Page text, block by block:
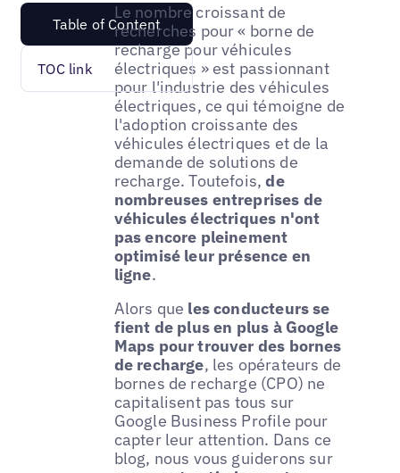
Table of Content
TOC link
Le nombre croissant de
recherches pour « borne de
recharge pour véhicules
électriques » est passionnant
pour l'industrie des véhicules
électriques, ce qui témoigne de
l'adoption croissante des
véhicules électriques et de la
demande de solutions de
recharge. Toutefois,de
nombreuses entreprises de
véhicules électriques n'ont
pas encore pleinement
optimisé leur présence en
ligne.
Alors que les conducteurs se
fient de plus en plus à Google
Maps pour trouver des bornes
de recharge, les opérateurs de
bornes de recharge (CPO) ne
capitalisent pas tous sur
Google Business Profile pour
capter leur attention. Dans ce
blog, nous vous guiderons sur